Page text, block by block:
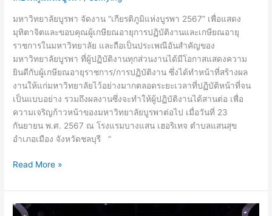
มหาวิทยาลัยบูรพา จัดงาน “เกียรติภูมิแห่งบูรพา 2567” เพื่อแสดง
มุทิตาจิตและขอบคุณผู้เกษียณอายุการปฏิบัติงานและเกษียณอายุ
ราชการในมหาวิทยาลัย และถือเป็นประเพณีอันสำคัญของ
มหาวิทยาลัยบูรพา ที่ผู้ปฏิบัติงานทุกส่วนงานได้มีโอกาสแสดงความ
ยินดีกับผู้เกษียณอายุราชการ/การปฏิบัติงาน ซึ่งได้ทำหน้าที่สร้างผล
งานให้แก่มหาวิทยาลัยไว้อย่างมากตลอดระยะเวลาที่ปฏิบัติหน้าที่จน
เป็นแบบอย่าง รวมถึงผลงานซึ่งจะทำให้ผู้ปฏิบัติงานได้สานต่อ เพื่อ
ความเจริญก้าวหน้าของมหาวิทยาลัยบูรพาต่อไป เมื่อวันที่ 23
กันยายน พ.ศ. 2567 ณ โรงแรมบางแสน เฮอริเทจ ตำบลแสนสุข
อำเภอเมือง จังหวัดชลบุรี “
Read More »
เกียรติภูมิ